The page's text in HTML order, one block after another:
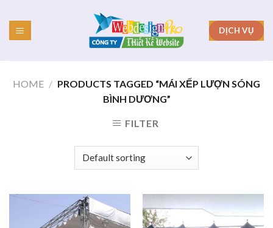
content
DỊCH VỤ
HOME / PRODUCTS TAGGED “MÁI XẾP LƯỢN SÓNG
BÌNH DƯƠNG”
FILTER